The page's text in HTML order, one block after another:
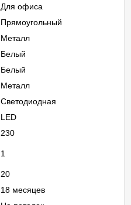
Для офиса
Прямоугольный
Металл
Белый
Белый
Металл
Светодиодная
LED
230
1
20
18 месяцев